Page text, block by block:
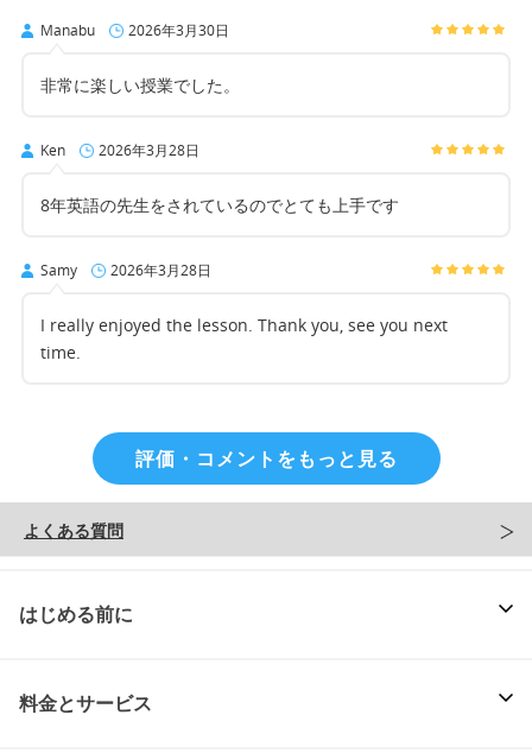
Manabu 2026年3月30日
非常に楽しい授業でした。
Ken 2026年3月28日
8年英語の先生をされているのでとても上手です
Samy 2026年3月28日
I really enjoyed the lesson. Thank you, see you next
time.
評価・コメントをもっと見る
よくある質問
はじめる前に
料金とサービス